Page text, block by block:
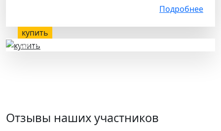
Подробнее
купить
здесь
Отзывы наших участников